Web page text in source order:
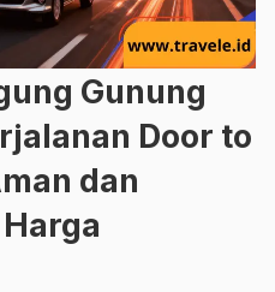
Gunung
Door to
dan